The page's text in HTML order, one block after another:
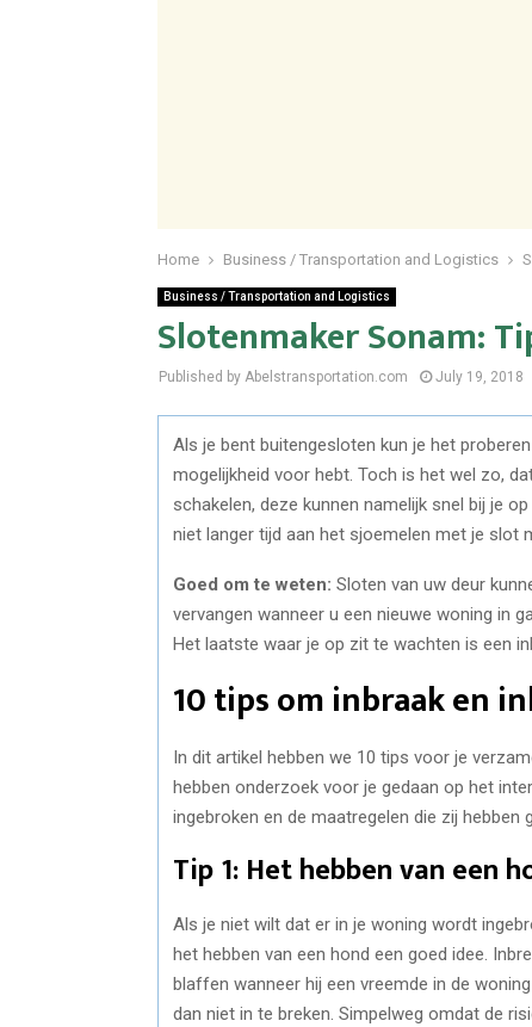
Home Business / Transportation and Logistics
Business / Transportation and Logistics
Slotenmaker Sonam:
Published by Abelstransportation.com July 19, 2018
Als je bent buitengesloten kun je het
mogelijkheid voor hebt. Toch is het wel zo,
schakelen, deze kunnen namelijk snel bij je
niet langer tijd aan het sjoemelen met je slot
Goed om te weten: Sloten van uw deur
vervangen wanneer u een nieuwe woning in
Het laatste waar je op zit te wachten is een
10 tips om inbraak en
In dit artikel hebben we 10 tips voor je
hebben onderzoek voor je gedaan op het
ingebroken en de maatregelen die zij hebben
Tip 1: Het hebben van een
Als je niet wilt dat er in je woning wordt
het hebben van een hond een goed idee.
blaffen wanneer hij een vreemde in de
dan niet in te breken. Simpelweg omdat de